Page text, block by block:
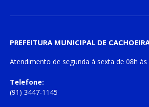
PREFEITURA MUNICIPAL DE
Atendimento de segunda à sexta de 08h às
Telefone:
(91) 3447-1145